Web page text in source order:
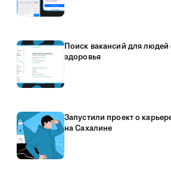
Поиск вакансий для людей
здоровья
Запустили проект о
на Сахалине